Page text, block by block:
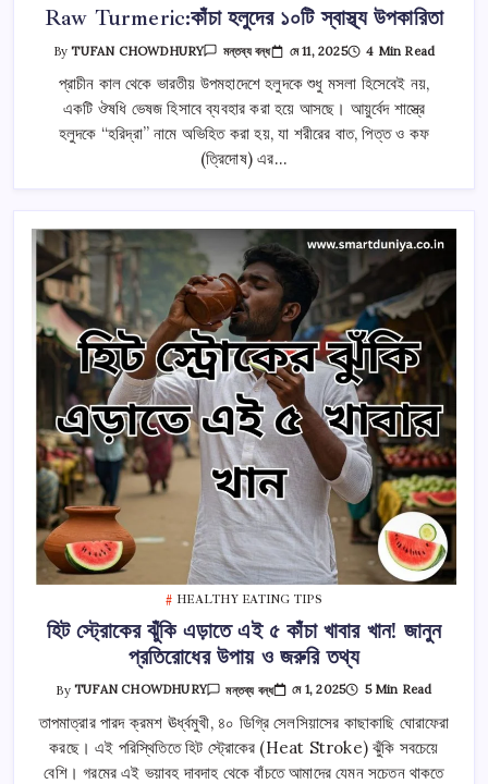
Raw Turmeric:কাঁচা হলুদের ১০টি স্বাস্থ্য উপকারিতা
ByTUFAN CHOWDHURY
Raw
Turmeric:কাঁচা
হলুদের
১০টি
স্বাস্থ্য
উপকারিতা
তে
মন্তব্য বন্ধ মে 11, 2025 4 Min Read
প্রাচীন কাল থেকে ভারতীয় উপমহাদেশে হলুদকে শুধু মসলা হিসেবেই নয়,
একটি ঔষধি ভেষজ হিসাবে ব্যবহার করা হয়ে আসছে। আয়ুর্বেদ শাস্ত্রে
হলুদকে “হরিদ্রা” নামে অভিহিত করা হয়, যা শরীরের বাত, পিত্ত ও কফ
(ত্রিদোষ) এর…
HEALTHY EATING TIPS
হিট স্ট্রোকের ঝুঁকি এড়াতে এই ৫ কাঁচা খাবার খান! জানুন
প্রতিরোধের উপায় ও জরুরি তথ্য
By TUFAN CHOWDHURY
হিট
স্ট্রোকের
ঝুঁকি
এড়াতে
এই
৫
কাঁচা
মন্তব্য বন্ধ মে 1, 2025 5 Min Read
তাপমাত্রার পারদ ক্রমশ ঊর্ধ্বমুখী, ৪০ ডিগ্রি সেলসিয়াসের কাছাকাছি ঘোরাফেরা
করছে। এই পরিস্থিতিতে হিট স্ট্রোকের (Heat Stroke) ঝুঁকি সবচেয়ে
বেশি। গরমের এই ভয়াবহ দাবদাহ থেকে বাঁচতে আমাদের যেমন সচেতন থাকতে